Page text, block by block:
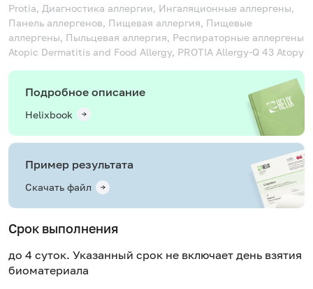
Protia, Диагностика аллергии, Ингаляционные аллергены,
Панель аллергенов, Пищевая аллергия, Пищевые
аллергены, Пыльцевая аллергия, Респираторные аллергены
Atopic Dermatitis and Food Allergy, PROTIA Allergy-Q 43 Atopy
Подробное описание
Helixbook
Пример результата
Скачать файл
Срок выполнения
до 4 суток. Указанный срок не включает день взятия
биоматериала